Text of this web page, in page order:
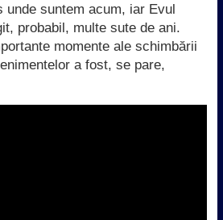
unde suntem acum, iar Evul
probabil, multe sute de ani.
momente ale schimbării
a fost, se pare,